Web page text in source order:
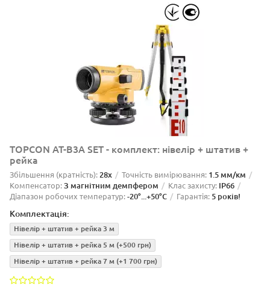
TOPCON AT-B3A SET - комплект: нівелір + штатив +
рейка
Збільшення (кратність):28x Точність вимірювання: 1.5 мм/км
Компенсатор:З магнітним демпфером Клас захисту: IP66
Діапазон робочих температур:-20°...+50°C Гарантія: 5 років!
Комплектація:
Нівелір + штатив + рейка 3 м
Нівелір + штатив + рейка 5 м (+500 грн)
Нівелір + штатив + рейка 7 м (+1 700 грн)